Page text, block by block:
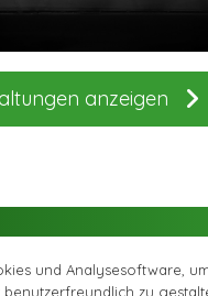
anzeigen
und Analysesoftware,
zu